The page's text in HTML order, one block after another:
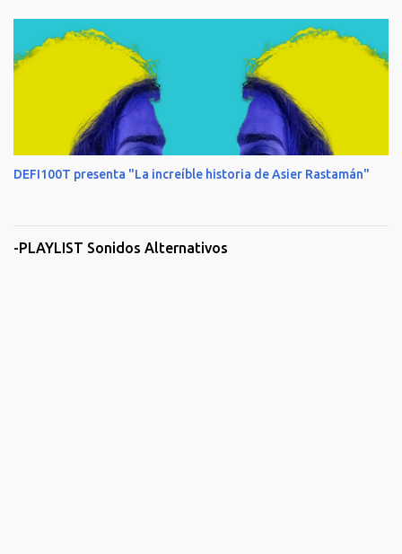
DEFI100T presenta "La increíble historia de Asier Rastamán"
-PLAYLIST Sonidos Alternativos